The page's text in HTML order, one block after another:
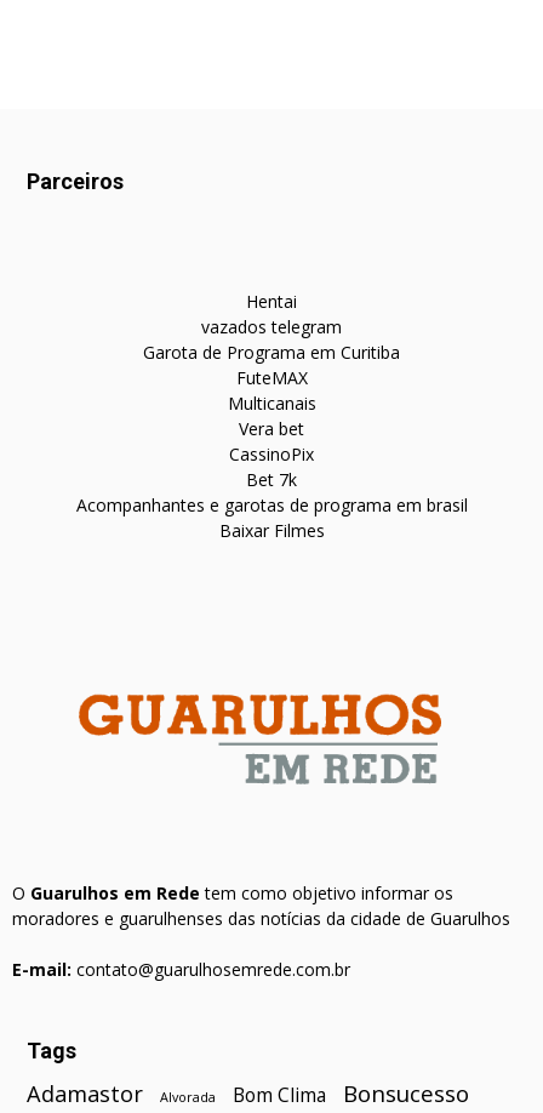
Parceiros
Hentai
vazados telegram
Garota de Programa em Curitiba
FuteMAX
Multicanais
Vera bet
CassinoPix
Bet 7k
Acompanhantes e garotas de programa em brasil
Baixar Filmes
O Guarulhos em Rede tem como objetivo informar os
moradores e guarulhenses das notícias da cidade de Guarulhos
E-mail: contato@guarulhosemrede.com.br
Tags
Adamastor Alvorada Bom Clima Bonsucesso